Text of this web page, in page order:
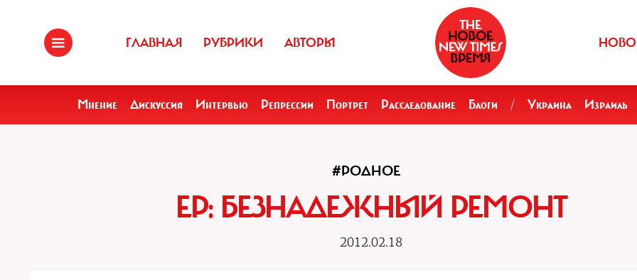
ГЛАВНАЯ РУБРИКИ АВТОРЫ
Мнение Дискуссия Интервью Репрессии Портрет Расследование Блоги / Украина Израиль
#РОДНОЕ
ЕР: БЕЗНАДЕЖНЫЙ РЕМОНТ
2012.02.18